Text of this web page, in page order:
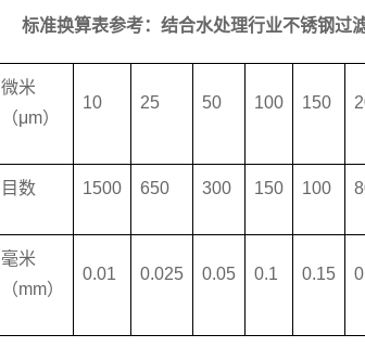
标准换算表参考：结合水处理行业不锈钢过
微米
（μm）
10 25 50 100 150
目数 1500 650 300 150 100
毫米
（mm）
0.01 0.025 0.05 0.1 0.15